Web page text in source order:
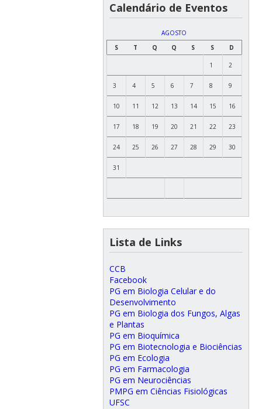
Calendário de Eventos
AGOSTO
S
T Q Q S S D
1 2
3 4 5 6 7 8 9
10 11 12 13 14 15 16
17 18 19 20 21 22 23
24 25 26 27 28 29 30
31
Lista de Links
CCB
Facebook
PG em Biologia Celular e do
Desenvolvimento
PG em Biologia dos Fungos, Algas
e Plantas
PG em Bioquímica
PG em Biotecnologia e Biociências
PG em Ecologia
PG em Farmacologia
PG em Neurociências
PMPG em Ciências Fisiológicas
UFSC